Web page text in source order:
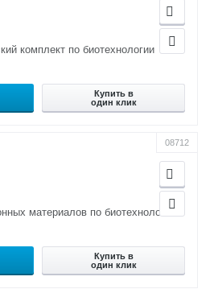
комплект по биотехнологии
Купить в
один клик
08712
материалов по биотехнологии
Купить в
один клик